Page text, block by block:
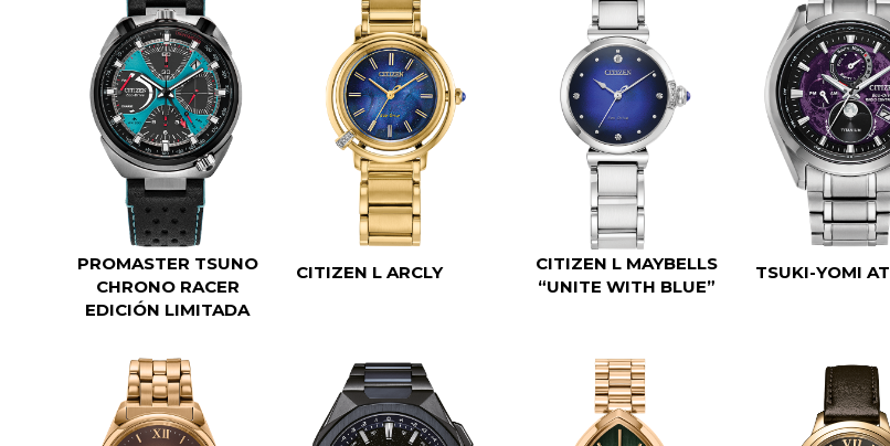
PROMASTER TSUNO
CHRONO RACER
EDICIÓN LIMITADA
CITIZEN L ARCLY
CITIZEN L MAYBELLS
“UNITE WITH BLUE”
TSUKI-YOMI AT